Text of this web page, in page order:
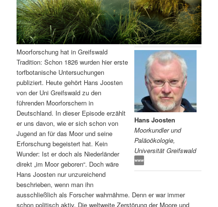
I
n
h
a
s
p
r
i
e
n
I
n
l
t
s
p
Hans Joosten
Moorkundler und
Paläoökologie,
Universität Greifswald
Moorforschung hat in Greifswald
Tradition: Schon 1826 wurden hier erste
torfbotanische Untersuchungen
publiziert. Heute gehört Hans Joosten
von der Uni Greifswald zu den
führenden Moorforschern in
Deutschland. In dieser Episode erzählt
er uns davon, wie er sich schon von
Jugend an für das Moor und seine
Erforschung begeistert hat. Kein
Wunder: Ist er doch als Niederländer
direkt „im Moor geboren“. Doch wäre
Hans Joosten nur unzureichend
beschrieben, wenn man ihn
ausschließlich als Forscher wahrnähme. Denn er war immer
schon politisch aktiv. Die weltweite Zerstörung der Moore und